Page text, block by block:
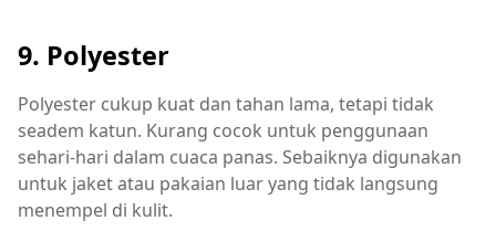
9. Polyester
Polyester cukup kuat dan tahan lama, tetapi tidak
seadem katun. Kurang cocok untuk penggunaan
sehari-hari dalam cuaca panas. Sebaiknya digunakan
untuk jaket atau pakaian luar yang tidak langsung
menempel di kulit.